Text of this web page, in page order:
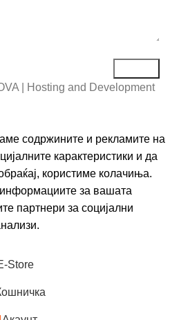
| Hosting and Development
содржините и рекламите на
карактеристики и да
користиме колачиња.
за вашата
партнери за социјални
Store